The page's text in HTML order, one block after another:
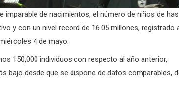
imparable de nacimientos, el número de niños de
y con un nivel record de 16.05 millones, registrado
4 de mayo.
150,000 individuos con respecto al año anterior,
bajo desde que se dispone de datos comparables,